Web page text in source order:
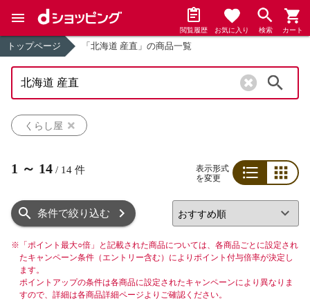
閲覧履歴 お気に入り 検索 カート
トップページ 「北海道 産直」の商品一覧
くらし屋
1 ～ 14 / 14 件
表示形式
を変更
条件で絞り込む
※ 「ポイント最大○倍」と記載された商品については、各商品ごとに設定され
たキャンペーン条件（エントリー含む）によりポイント付与倍率が決定し
ます。
ポイントアップの条件は各商品に設定されたキャンペーンにより異なりま
すので、詳細は各商品詳細ページよりご確認ください。